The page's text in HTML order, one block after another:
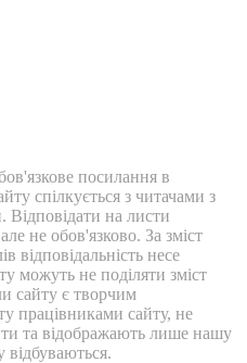
посилання в
спілкується з читачами з
на листи
не обов'язково. За зміст
відповідальність несе
можуть не поділяти зміст
сайту є творчим
працівниками сайту, не
та відображають лише нашу
відбуваються.